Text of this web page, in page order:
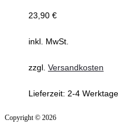
23,90 €
inkl. MwSt.
zzgl. Versandkosten
Lieferzeit: 2-4 Werktage
Copyright © 2026